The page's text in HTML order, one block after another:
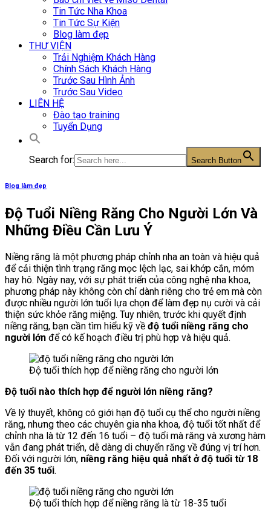
Tin Tức Nha Khoa
Tin Tức Sự Kiện
Blog làm đẹp
THƯ VIỆN
Trải Nghiệm Khách Hàng
Chính Sách Khách Hàng
Trước Sau Hình Ảnh
Trước Sau Video
LIÊN HỆ
Đào tạo training
Tuyển Dụng
Search for: Search Button
Blog làm đẹp
Độ Tuổi Niềng Răng Cho Người Lớn Và
Những Điều Cần Lưu Ý
Niềng răng là một phương pháp chỉnh nha an toàn và hiệu quả
để cải thiện tình trạng răng mọc lệch lạc, sai khớp cắn, móm
hay hô. Ngày nay, với sự phát triển của công nghệ nha khoa,
phương pháp này không còn chỉ dành riêng cho trẻ em mà còn
được nhiều người lớn tuổi lựa chọn để làm đẹp nụ cười và cải
thiện sức khỏe răng miệng. Tuy nhiên, trước khi quyết định
niềng răng, bạn cần tìm hiểu kỹ về độ tuổi niềng răng cho
người lớn để có kế hoạch điều trị phù hợp và hiệu quả.
Độ tuổi thích hợp để niềng răng cho người lớn
Độ tuổi nào thích hợp để người lớn niềng răng?
Về lý thuyết, không có giới hạn độ tuổi cụ thể cho người niềng
răng, nhưng theo các chuyên gia nha khoa, độ tuổi tốt nhất để
chỉnh nha là từ 12 đến 16 tuổi – độ tuổi mà răng và xương hàm
vẫn đang phát triển, dễ dàng di chuyển răng về đúng vị trí hơn.
Đối với người lớn, niềng răng hiệu quả nhất ở độ tuổi từ 18
đến 35 tuổi.
Độ tuổi thích hợp để niềng răng là từ 18-35 tuổi